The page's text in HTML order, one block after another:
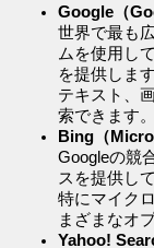
Google（
世界で最も
ムを使用し
を提供します
テキスト、
索できます。
Bing（
Googleの競
スを提供し
特にマイク
まざまなオ
Yahoo!